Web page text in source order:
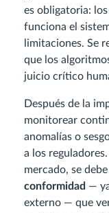
es obligatoria:
funciona el
limitaciones. Se
que los
juicio crítico
Después de la
monitorear
anomalías o
a los
mercado, se
conformidad —
externo — que